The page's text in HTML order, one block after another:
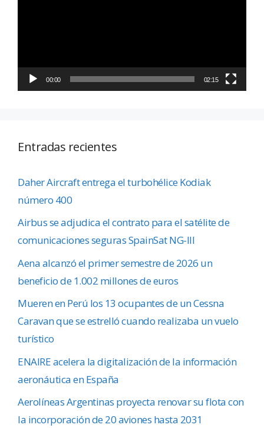
00:00 02:15
Entradas recientes
Daher Aircraft entrega el turbohélice Kodiak
número 400
Airbus se adjudica el contrato para el satélite de
comunicaciones seguras SpainSat NG-III
Aena alcanzó el primer semestre de 2026 un
beneficio de 1.002 millones de euros
Mueren en Perú los 13 ocupantes de un Cessna
Caravan que se estrelló cuando realizaba un vuelo
turístico
ENAIRE acelera la digitalización de la información
aeronáutica en España
Aerolíneas Argentinas proyecta renovar su flota con
la incorporación de 20 aviones hasta 2031